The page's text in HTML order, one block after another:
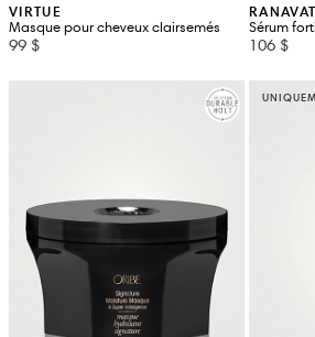
VIRTUE
Masque pour cheveux clairsemés
99 $
RANAVAT
Sérum
106 $